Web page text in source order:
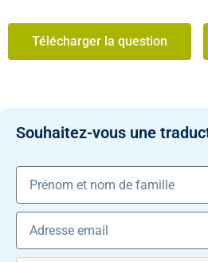
Télécharger la question
Souhaitez-vous une